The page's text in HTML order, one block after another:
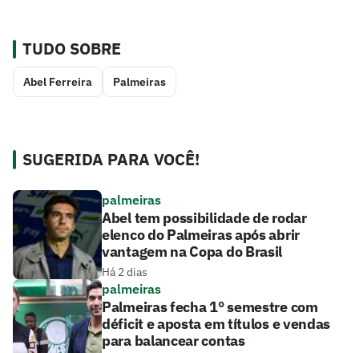
TUDO SOBRE
Abel Ferreira Palmeiras
SUGERIDA PARA VOCÊ!
palmeiras
Abel tem possibilidade de rodar
elenco do Palmeiras após abrir
vantagem na Copa do Brasil
Há 2 dias
palmeiras
Palmeiras fecha 1° semestre com
déficit e aposta em títulos e vendas
para balancear contas